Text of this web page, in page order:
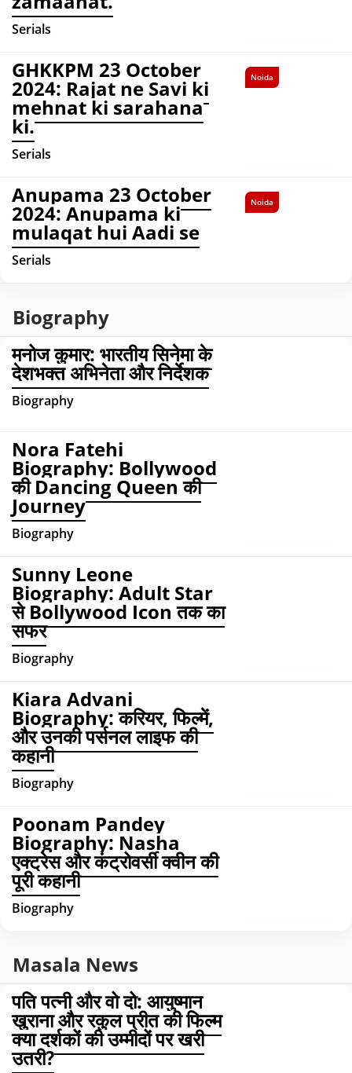
Serials
GHKKPM 23 October
2024: Rajat ne Savi ki
mehnat ki sarahana
ki.
Serials
Noida
Anupama 23 October
2024: Anupama ki
mulaqat hui Aadi se
Serials
Noida
Biography
मनोज कुमार: भारतीय सिनेमा के
देशभक्त अभिनेता और निर्देशक
Biography
Nora Fatehi
Biography: Bollywood
की Dancing Queen की
Journey
Biography
Sunny Leone
Biography: Adult Star
से Bollywood Icon तक का
सफर
Biography
Kiara Advani
Biography: करियर, फिल्में,
और उनकी पर्सनल लाइफ की
कहानी
Biography
Poonam Pandey
Biography: Nasha
एक्ट्रेस और कंट्रोवर्सी क्वीन की
पूरी कहानी
Biography
Masala News
पति पत्नी और वो दो: आयुष्मान
खुराना और रकुल प्रीत की फिल्म
क्या दर्शकों की उम्मीदों पर खरी
उतरी?